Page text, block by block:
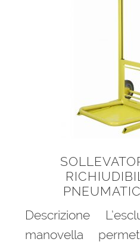
Descrizione
manovella